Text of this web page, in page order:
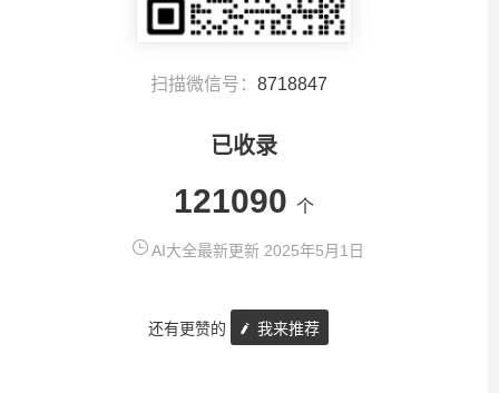
扫描微信号： 8718847
已收录
121090 个
AI大全最新更新 2025年5月1日
还有更赞的 我来推荐